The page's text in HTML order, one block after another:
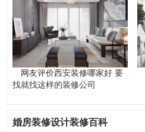
网友评价西安装修哪家好 要
找就找这样的装修公司
婚房装修设计装修百科